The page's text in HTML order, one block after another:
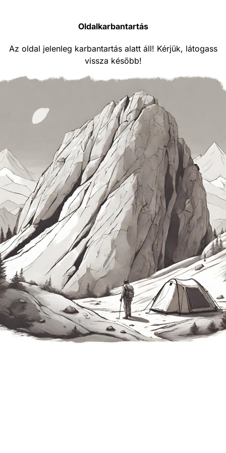
Oldalkarbantartás
Az oldal jelenleg karbantartás alatt áll! Kérjük, látogass
vissza később!